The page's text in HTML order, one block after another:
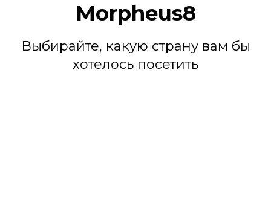
Morpheus8
Выбирайте, какую страну вам бы
хотелось посетить